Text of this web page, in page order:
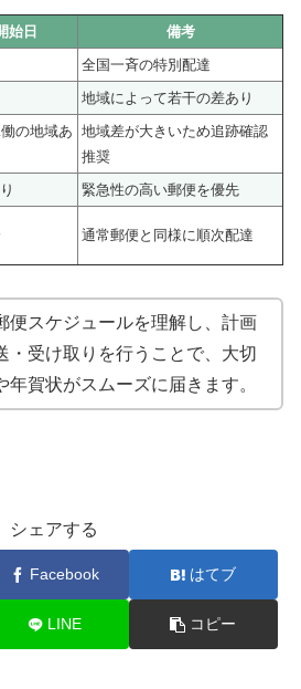
始日
備考
全国一斉の特別配達
地域によって若干の差あり
の地域あ 地域差が大きいため追跡確認
推奨
緊急性の高い郵便を優先
通常郵便と同様に順次配達
便スケジュールを理解し、計画
・受け取りを行うことで、大切
年賀状がスムーズに届きます。
シェアする
Facebook はてブ
LINE コピー